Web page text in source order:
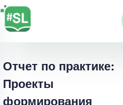
Отчет по практике:
Проекты
формирования